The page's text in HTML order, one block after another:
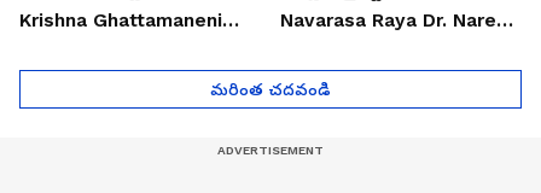
Krishna Ghattamaneni
Navarasa Raya Dr. Naresh
మరింత చదవండి